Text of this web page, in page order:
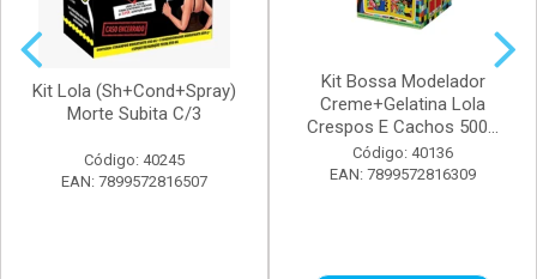
Kit Lola (Sh+Cond+Spray)
Morte Subita C/3
Código: 40245
EAN: 7899572816507
Kit Bossa Modelador
Creme+Gelatina Lola
Crespos E Cachos 500...
Código: 40136
EAN: 7899572816309